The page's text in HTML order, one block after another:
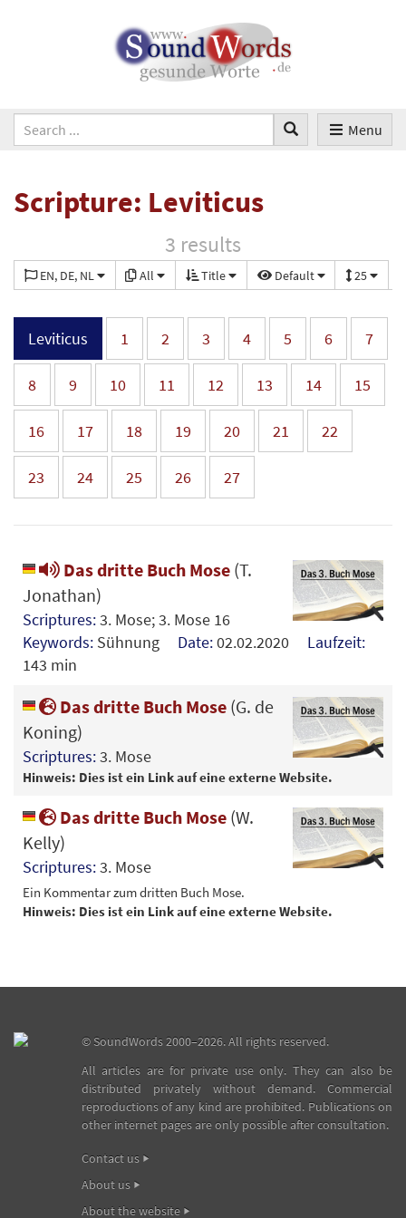
Menu
Scripture: Leviticus
3 results
EN, DE, NL All Title Default 25
Leviticus 1 2 3 4 5 6 7
8 9 10 11 12 13 14 15
16 17 18 19 20 21 22
23 24 25 26 27
Das dritte Buch Mose (T.
Jonathan)
Scriptures:3. Mose; 3. Mose 16
Keywords: Sühnung Date:02.02.2020 Laufzeit:
143 min
Das dritte Buch Mose (G. de
Koning)
Scriptures:3. Mose
Hinweis: Dies ist ein Link auf eine externe Website.
Das dritte Buch Mose (W.
Kelly)
Scriptures:3. Mose
Ein Kommentar zum dritten Buch Mose.
Hinweis: Dies ist ein Link auf eine externe Website.
©SoundWords2000–2026. All rights reserved.
All articles are for private use only. They can also be
distributed privately without demand. Commercial
reproductions of any kind are prohibited. Publications on
other internet pages are only possible after consultation.
Contact us
About us
About the website